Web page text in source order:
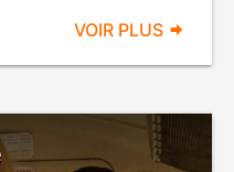
VOIR PLUS